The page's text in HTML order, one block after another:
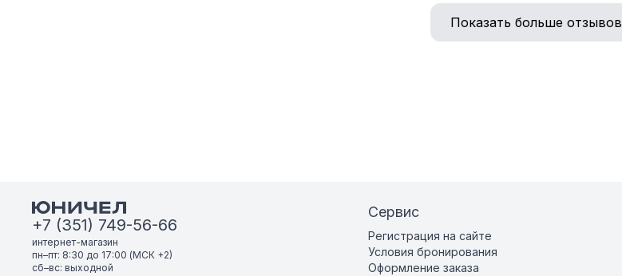
Показать больше отзывов
+7 (351) 749-56-66
интернет-магазин
пн–пт: 8:30 до 17:00 (МСК +2)
сб–вс: выходной
Сервис
Регистрация на сайте
Условия бронирования
Оформление заказа